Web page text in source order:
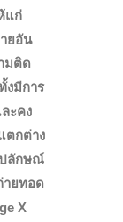
แก่
ยอัน
มติด
งมีการ
ะคง
ตกต่าง
ปลักษณ์
ายทอด
X